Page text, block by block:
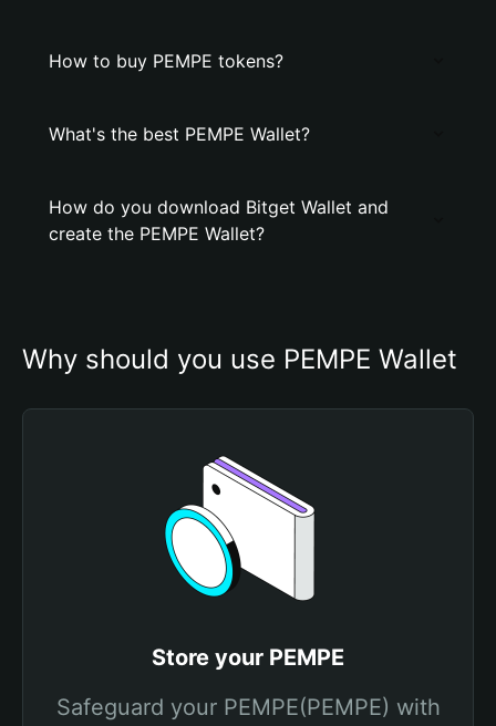
How to buy PEMPE tokens?
What's the best PEMPE Wallet?
How do you download Bitget Wallet and
create the PEMPE Wallet?
Why should you use PEMPE Wallet
Store your PEMPE
Safeguard your PEMPE(PEMPE) with